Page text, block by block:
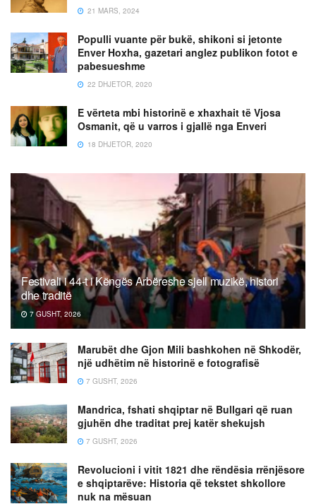
21 MARS, 2024
Populli vuante për bukë, shikoni si jetonte
Enver Hoxha, gazetari anglez publikon fotot e
pabesueshme
22 DHJETOR, 2020
E vërteta mbi historinë e xhaxhait të Vjosa
Osmanit, që u varros i gjallë nga Enveri
18 DHJETOR, 2020
Festivali i 44-t i Këngës Arbëreshe sjell muzikë, histori
dhe traditë
7 GUSHT, 2026
Marubët dhe Gjon Mili bashkohen në Shkodër,
një udhëtim në historinë e fotografisë
7 GUSHT, 2026
Mandrica, fshati shqiptar në Bullgari që ruan
gjuhën dhe traditat prej katër shekujsh
7 GUSHT, 2026
Revolucioni i vitit 1821 dhe rëndësia rrënjësore
e shqiptarëve: Historia që tekstet shkollore
nuk na mësuan